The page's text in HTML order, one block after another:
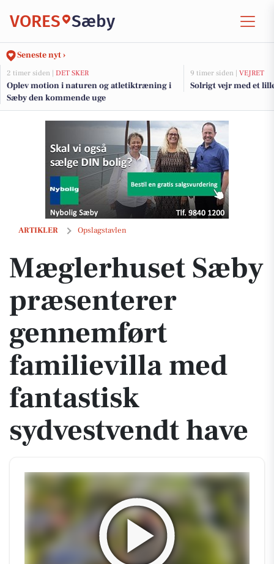
VORES Sæby
Seneste nyt ›
2 timer siden | DET SKER
Oplev motion i naturen og atletiktræning i
Sæby den kommende uge
9 timer siden | VEJRET
Solrigt vejr med et
ARTIKLER Opslagstavlen
Mæglerhuset Sæby præsenterer gennemført familievilla med
Mæglerhuset Sæby
præsenterer
gennemført
familievilla med
fantastisk
sydvestvendt have